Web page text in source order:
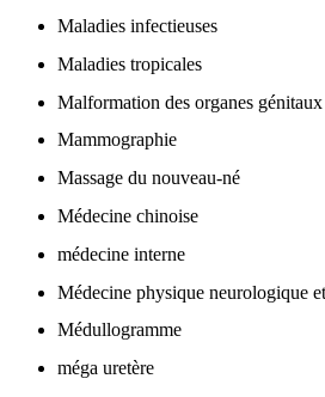
Maladies infectieuses
Maladies tropicales
Malformation des organes génitaux
Mammographie
Massage du nouveau-né
Médecine chinoise
médecine interne
Médecine physique neurologique
Médullogramme
méga uretère